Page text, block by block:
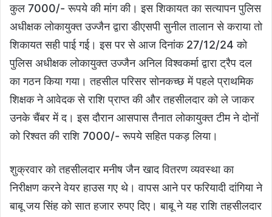
कुल 7000/- रूपये की मांग की। इस शिकायत का सत्यापन पुलिस
अधीक्षक लोकायुक्त उज्जैन द्वारा डीएसपी सुनील तालान से कराया तो
शिकायत सही पाई गई। इस पर से आज दिनांक 27/12/24 को
पुलिस अधीक्षक लोकायुक्त उज्जैन अनिल विश्वकर्मा द्वारा ट्रैप दल
का गठन किया गया। तहसील परिसर सोनकच्छ में पहले प्राथमिक
शिक्षक ने आवेदक से राशि प्राप्त की और तहसीलदार को ले जाकर
उनके चैंबर में द। इस दौरान आसपास तैनात लोकायुक्त टीम ने दोनों
को रिश्वत की राशि 7000/- रूपये सहित पकड़ लिया।
शुक्रवार को तहसीलदार मनीष जैन खाद वितरण व्यवस्था का
निरीक्षण करने वेयर हाउस गए थे। वापस आने पर फरियादी दांगिया ने
बाबू जय सिंह को सात हजार रुपए दिए। बाबू ने यह राशि तहसीलदार